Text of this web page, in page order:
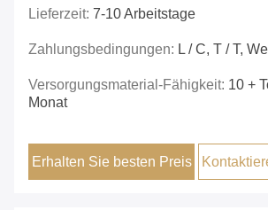
Lieferzeit: 7-10 Arbeitstage
Zahlungsbedingungen: L / C, T / T,
Versorgungsmaterial-Fähigkeit: 10 +
Monat
Erhalten Sie besten Preis